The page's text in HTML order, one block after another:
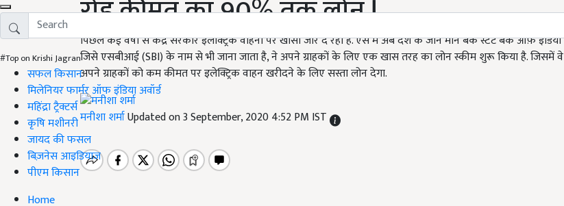
#Top on Krishi Jagran
सफल किसान
मिलेनियर फार्मर ऑफ इंडिया अवॉर्ड
महिंद्रा ट्रैक्टर्स
कृषि मशीनरी
जायद की फसल
बिज़नेस आइडियाज
पीएम किसान
Home
रोड कीमत का 90% तक लोन !
पिछले कई वर्षों से केंद्र सरकार इलेक्ट्रिक वाहनों पर खासा जोर दे रही है. ऐसे में अब देश के जानें माने बैंक स्टेट बैंक ऑफ़ इंडिया
जिसे एसबीआई (SBI) के नाम से भी जाना जाता है, ने अपने ग्राहकों के लिए एक खास तरह का लोन स्कीम शुरू किया है. जिसमें वे
अपने ग्राहकों को कम कीमत पर इलेक्ट्रिक वाहन खरीदने के लिए सस्ता लोन देगा.
मनीशा शर्माUpdated on 3 September, 2020 4:52 PM IST